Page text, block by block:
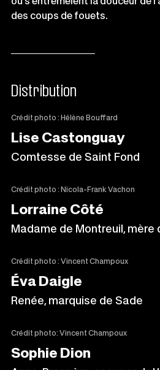
des coups de fouets.
Distribution
Crédit photo : Hélène Bouffard
Lise Castonguay
Comtesse de Saint Fond
Crédit photo : Nicola-Frank Vachon
Lorraine Côté
Madame de Montreuil, mère
Crédit photo : Vincent Champoux
Éva Daigle
Renée, marquise de Sade
Crédit photo: Vincent Champoux
Sophie Dion